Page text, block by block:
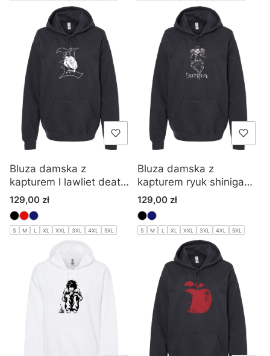
Bluza damska z
kapturem l lawliet death
note anime
Cena
129,00 zł
S M L XL XXL 3XL 4XL 5XL
Bluza damska z
kapturem ryuk shinigami
death note anime
Cena
129,00 zł
S M L XL XXL 3XL 4XL 5XL